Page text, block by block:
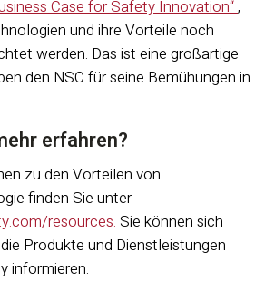
Case for Safety Innovation“,
und ihre Vorteile noch
werden. Das ist eine großartige
den NSC für seine Bemühungen in
erfahren?
zu den Vorteilen von
finden Sie unter
resources. Sie können sich
Produkte und Dienstleistungen
informieren.